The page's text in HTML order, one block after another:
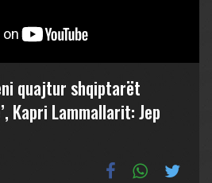
quajtur shqiptarët
Kapri Lammallarit: Jep